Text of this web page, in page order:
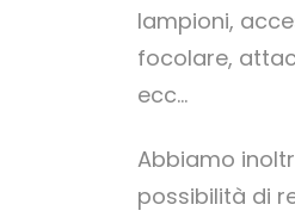
lampioni,
focolare,
ecc…
Abbiamo
possibilità di